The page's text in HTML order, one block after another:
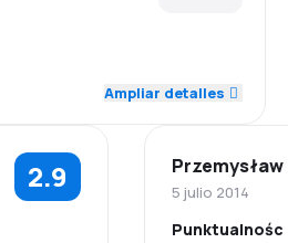
3.5
1.5
Ampliar detalles
2.9 Przemysław
5 julio 2014
Punktualnośc